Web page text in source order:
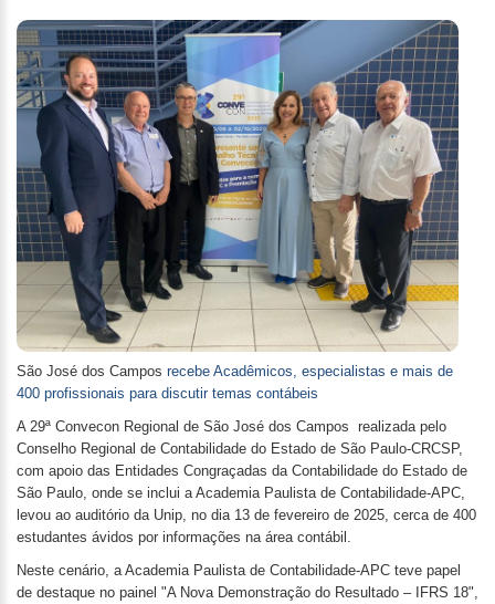
São José dos Campos recebe Acadêmicos, especialistas e mais de
400 profissionais para discutir temas contábeis
A 29ª Convecon Regional de São José dos Campos realizada pelo
Conselho Regional de Contabilidade do Estado de São Paulo-CRCSP,
com apoio das Entidades Congraçadas da Contabilidade do Estado de
São Paulo, onde se inclui a Academia Paulista de Contabilidade-APC,
levou ao auditório da Unip, no dia 13 de fevereiro de 2025, cerca de 400
estudantes ávidos por informações na área contábil.
Neste cenário, a Academia Paulista de Contabilidade-APC teve papel
de destaque no painel "A Nova Demonstração do Resultado – IFRS 18",